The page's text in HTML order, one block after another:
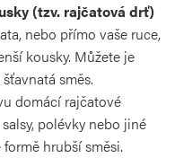
(tzv. rajčatová drť)
nebo přímo vaše ruce,
kousky. Můžete je
směs.
domácí rajčatové
polévky nebo jiné
hrubší směsi.